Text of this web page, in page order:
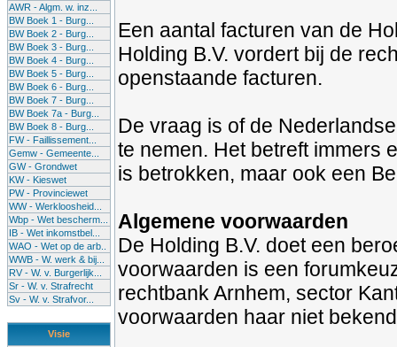
AWR - Algm. w. inz...
BW Boek 1 - Burg...
BW Boek 2 - Burg...
BW Boek 3 - Burg...
BW Boek 4 - Burg...
BW Boek 5 - Burg...
BW Boek 6 - Burg...
BW Boek 7 - Burg...
BW Boek 7a - Burg...
BW Boek 8 - Burg...
FW - Faillissement...
Gemw - Gemeente...
GW - Grondwet
KW - Kieswet
PW - Provinciewet
WW - Werkloosheid...
Wbp - Wet bescherm...
IB - Wet inkomstbel...
WAO - Wet op de arb..
WWB - W. werk & bij...
RV - W. v. Burgerlijk...
Sr - W. v. Strafrecht
Sv - W. v. Strafvor...
Visie
Een aantal facturen van de
Holding B.V. vordert bij de
openstaande facturen.
De vraag is of de
te nemen. Het betreft immers
is betrokken, maar ook een
Algemene voorwaarden
De Holding B.V. doet een
voorwaarden is een
rechtbank Arnhem, sector
voorwaarden haar niet